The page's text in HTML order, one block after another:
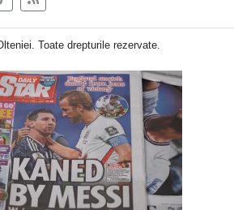
Toate drepturile rezervate.